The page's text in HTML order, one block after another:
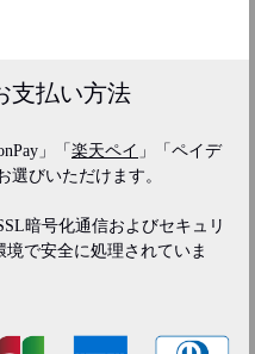
支払い方法
」「楽天ペイ 」「ペイデ
選びいただけます。
暗号化通信およびセキュリ
境で安全に処理されていま